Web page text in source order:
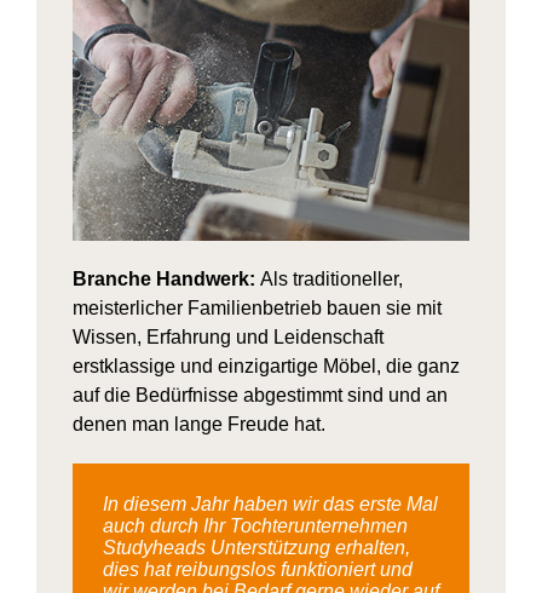
Branche Handwerk: Als traditioneller,
meisterlicher Familien­betrieb bauen sie mit
Wissen, Erfahrung und Leidenschaft
erstklassige und einzigartige Möbel, die ganz
auf die Bedürfnisse abgestimmt sind und an
denen man lange Freude hat.
In diesem Jahr haben wir das erste Mal
auch durch Ihr Tochterunternehmen
Studyheads Unterstützung erhalten,
dies hat reibungslos funktioniert und